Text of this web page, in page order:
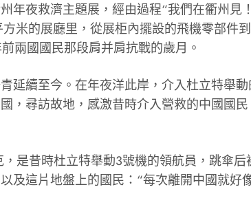
年夜救濟主題展，經由過程“我們在衢州
米的展廳里，從展柜內擺設的飛機零部件
兩國國民那段肩并肩抗戰的歲月。
延續至今。在年夜洋此岸，介入杜立特舉
，尋訪故地，感激昔時介入營救的中國國
，是昔時杜立特舉動3號機的領航員，跳傘
及這片地盤上的國民：“每次離開中國就好